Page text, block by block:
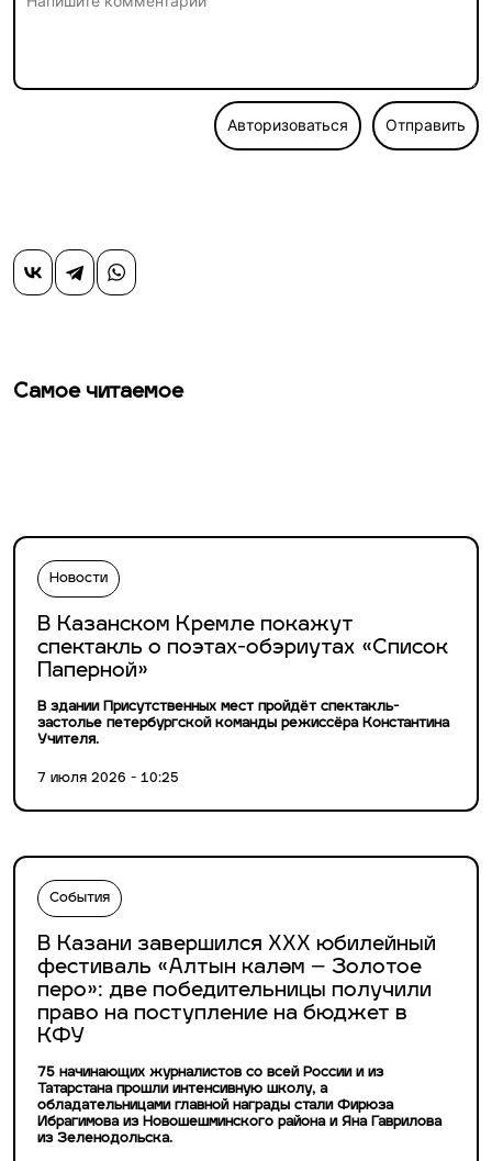
Авторизоваться Отправить
Самое читаемое
Новости
В Казанском Кремле покажут
спектакль о поэтах-обэриутах «Список
Паперной»
В здании Присутственных мест пройдёт спектакль-
застолье петербургской команды режиссёра Константина
Учителя.
7 июля 2026 - 10:25
События
В Казани завершился XXX юбилейный
фестиваль «Алтын каләм – Золотое
перо»: две победительницы получили
право на поступление на бюджет в
КФУ
75 начинающих журналистов со всей России и из
Татарстана прошли интенсивную школу, а
обладательницами главной награды стали Фирюза
Ибрагимова из Новошешминского района и Яна Гаврилова
из Зеленодольска.